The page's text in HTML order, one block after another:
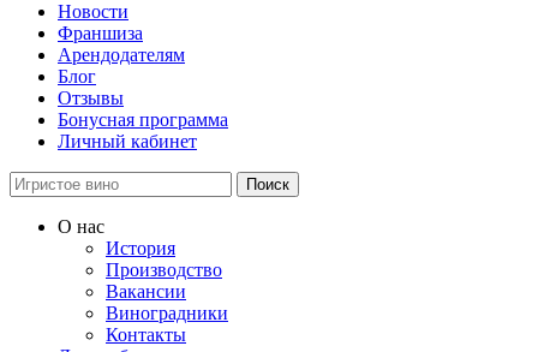
Новости
Франшиза
Арендодателям
Блог
Отзывы
Бонусная программа
Личный кабинет
Поиск
О нас
История
Производство
Вакансии
Виноградники
Контакты